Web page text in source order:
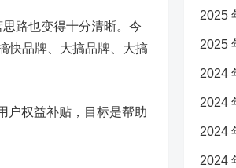
路也变得十分清晰。今
快品牌、大搞品牌、大搞
户权益补贴，目标是帮助
2025
2025
2024
2024
2024
2024